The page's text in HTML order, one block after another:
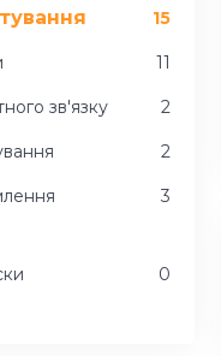
15
11
зв'язку 2
2
3
0